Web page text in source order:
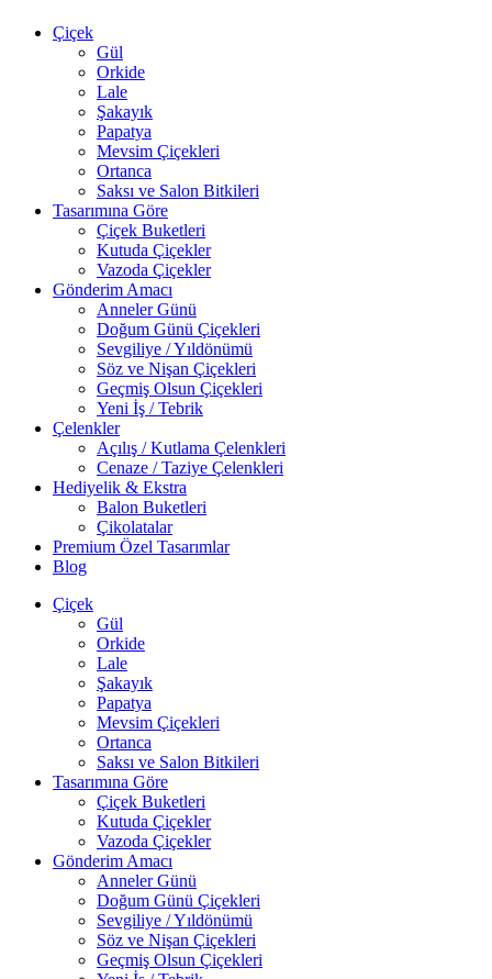
Çiçek
Gül
Orkide
Lale
Şakayık
Papatya
Mevsim Çiçekleri
Ortanca
Saksı ve Salon Bitkileri
Tasarımına Göre
Çiçek Buketleri
Kutuda Çiçekler
Vazoda Çiçekler
Gönderim Amacı
Anneler Günü
Doğum Günü Çiçekleri
Sevgiliye / Yıldönümü
Söz ve Nişan Çiçekleri
Geçmiş Olsun Çiçekleri
Yeni İş / Tebrik
Çelenkler
Açılış / Kutlama Çelenkleri
Cenaze / Taziye Çelenkleri
Hediyelik & Ekstra
Balon Buketleri
Çikolatalar
Premium Özel Tasarımlar
Blog
Çiçek
Gül
Orkide
Lale
Şakayık
Papatya
Mevsim Çiçekleri
Ortanca
Saksı ve Salon Bitkileri
Tasarımına Göre
Çiçek Buketleri
Kutuda Çiçekler
Vazoda Çiçekler
Gönderim Amacı
Anneler Günü
Doğum Günü Çiçekleri
Sevgiliye / Yıldönümü
Söz ve Nişan Çiçekleri
Geçmiş Olsun Çiçekleri